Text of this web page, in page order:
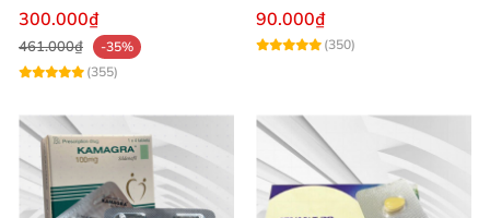
quan hệ nam giới
300.000₫
461.000₫
-35%
(355)
dài
90.000₫
(350)